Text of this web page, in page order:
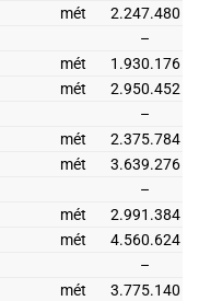
mét
2.247.480
–
mét
1.930.176
mét
2.950.452
–
mét
2.375.784
mét
3.639.276
–
mét
2.991.384
mét
4.560.624
–
mét
3.775.140